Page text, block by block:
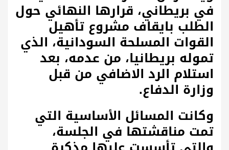
في بريطاني، قرارها النهائي حول
الطلب بايقاف مشروع تأهيل
القوات المسلحة السودانية، الذي
تموله بريطانيا، من عدمه، بعد
استلام الرد الاضافي من قبل
وزارة الدفاع.
وكانت المسائل الأساسية التي
تمت مناقشتها في الجلسة،